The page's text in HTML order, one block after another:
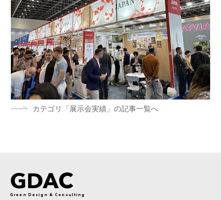
カテゴリ「展示会実績」の記事一覧へ
GDAC
Green Design & Consulting